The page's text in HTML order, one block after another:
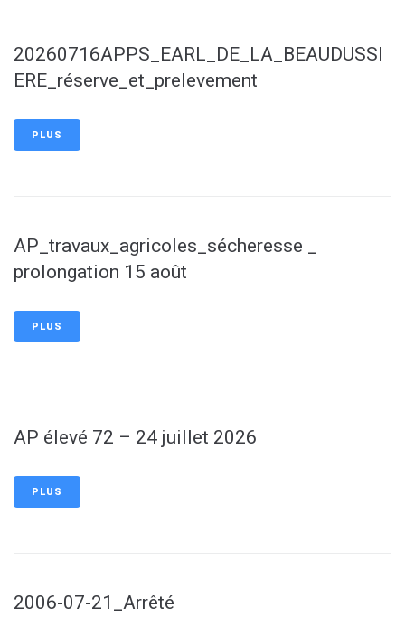
20260716APPS_EARL_DE_LA_BEAUDUSSI
ERE_réserve_et_prelevement
PLUS
AP_travaux_agricoles_sécheresse _
prolongation 15 août
PLUS
AP élevé 72 – 24 juillet 2026
PLUS
2006-07-21_Arrêté